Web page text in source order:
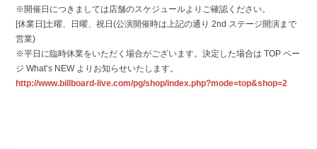
※開催日につきましては店舗のスケジュールよりご確認ください。
[休業日]土曜、日曜、祝日(公演開催時は上記の通り 2nd ステージ開演まで
営業)
※平日に臨時休業をいただく場合がございます。決定した場合は TOP ペー
ジ What’s NEW よりお知らせいたします。
http://www.billboard-live.com/pg/shop/index.php?mode=top&shop=2